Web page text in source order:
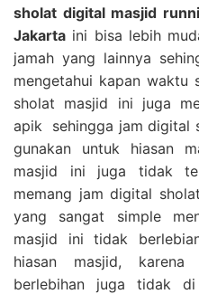
sholat digital masjid
Jakarta ini bisa lebih
jamah yang lainnya
mengetahui kapan
sholat masjid ini juga
apik sehingga jam digital
gunakan untuk hiasan
masjid ini juga tidak
memang jam digital
yang sangat simple
masjid ini tidak
hiasan masjid, karena
berlebihan juga tidak